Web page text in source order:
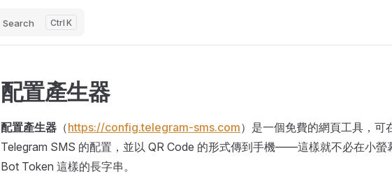
Search K
配置產生器
配置產生器 （https://config.telegram-sms.com）是一個免費的網頁工具，可
Telegram SMS 的配置，並以 QR Code 的形式傳到手機——這樣就不必在小螢
Bot Token 這樣的長字串。